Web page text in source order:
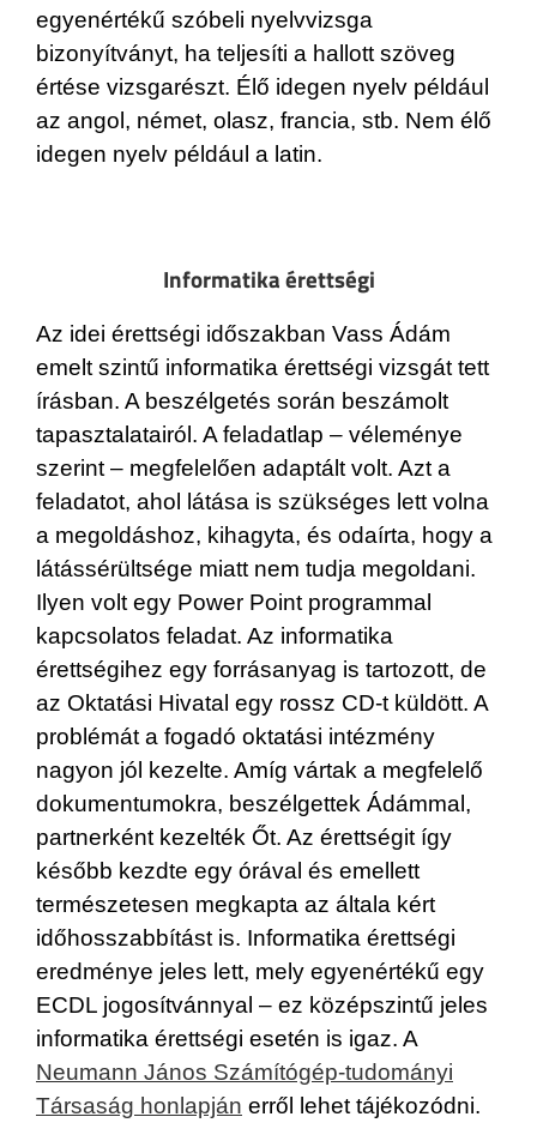
egyenértékű szóbeli nyelvvizsga
bizonyítványt, ha teljesíti a hallott szöveg
értése vizsgarészt. Élő idegen nyelv például
az angol, német, olasz, francia, stb. Nem élő
idegen nyelv például a latin.
Informatika érettségi
Az idei érettségi időszakban Vass Ádám
emelt szintű informatika érettségi vizsgát tett
írásban. A beszélgetés során beszámolt
tapasztalatairól. A feladatlap – véleménye
szerint – megfelelően adaptált volt. Azt a
feladatot, ahol látása is szükséges lett volna
a megoldáshoz, kihagyta, és odaírta, hogy a
látássérültsége miatt nem tudja megoldani.
Ilyen volt egy Power Point programmal
kapcsolatos feladat. Az informatika
érettségihez egy forrásanyag is tartozott, de
az Oktatási Hivatal egy rossz CD-t küldött. A
problémát a fogadó oktatási intézmény
nagyon jól kezelte. Amíg vártak a megfelelő
dokumentumokra, beszélgettek Ádámmal,
partnerként kezelték Őt. Az érettségit így
később kezdte egy órával és emellett
természetesen megkapta az általa kért
időhosszabbítást is. Informatika érettségi
eredménye jeles lett, mely egyenértékű egy
ECDL jogosítvánnyal – ez középszintű jeles
informatika érettségi esetén is igaz. A
Neumann János Számítógép-tudományi
Társaság honlapján erről lehet tájékozódni.